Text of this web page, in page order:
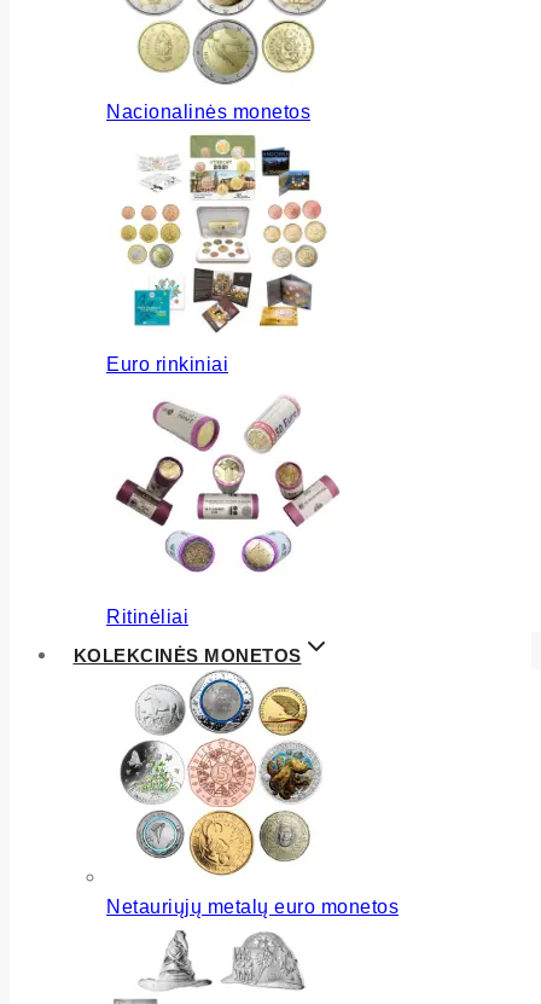
Nacionalinės monetos
Euro rinkiniai
Ritinėliai
KOLEKCINĖS MONETOS
Netauriųjų metalų euro monetos